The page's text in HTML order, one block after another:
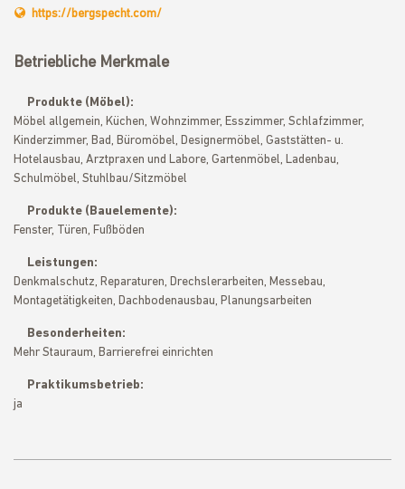
https://bergspecht.com/
Betriebliche Merkmale
Produkte (Möbel):
Möbel allgemein, Küchen, Wohnzimmer, Esszimmer, Schlafzimmer,
Kinderzimmer, Bad, Büromöbel, Designermöbel, Gaststätten- u.
Hotelausbau, Arztpraxen und Labore, Gartenmöbel, Ladenbau,
Schulmöbel, Stuhlbau/Sitzmöbel
Produkte (Bauelemente):
Fenster, Türen, Fußböden
Leistungen:
Denkmalschutz, Reparaturen, Drechslerarbeiten, Messebau,
Montagetätigkeiten, Dachbodenausbau, Planungsarbeiten
Besonderheiten:
Mehr Stauraum, Barrierefrei einrichten
Praktikumsbetrieb:
ja